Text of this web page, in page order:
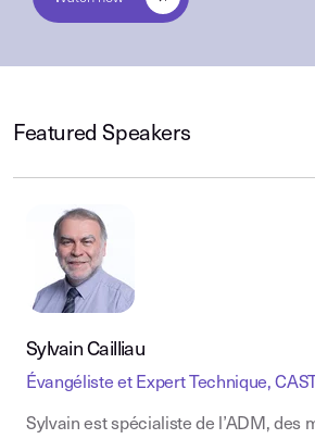
Featured Speakers
Sylvain Cailliau
Évangéliste et Expert Technique,
Sylvain est spécialiste de l’ADM, des